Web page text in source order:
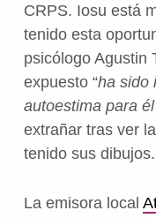
CRPS. Iosu está
tenido esta
psicólogo Agustin
expuesto “ha sido
autoestima para
extrañar tras ver
tenido sus dibujos.
La emisora local